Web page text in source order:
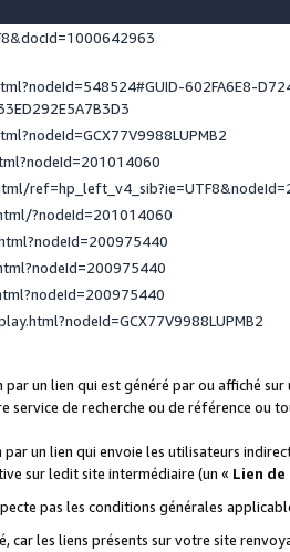
602FA6E8-
?nodeId=201014060
un lien qui est généré par ou affiché
de recherche ou de référence ou
un lien qui envoie les utilisateurs
sur ledit site intermédiaire (un « Lien
pas les conditions générales
les liens présents sur votre site